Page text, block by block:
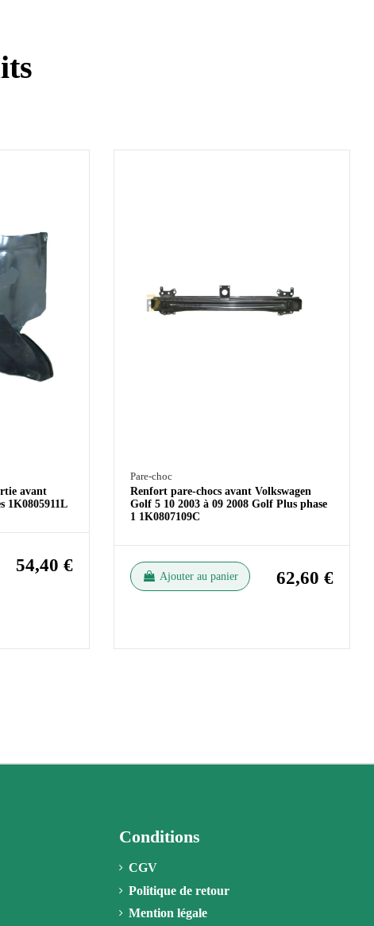
avant
1K0805911L
54,40 €
Pare-choc
Renfort pare-chocs avant Volkswagen
Golf 5 10 2003 à 09 2008 Golf Plus phase
1 1K0807109C
Ajouter au panier 62,60 €
Conditions
CGV
Politique de retour
Mention légale